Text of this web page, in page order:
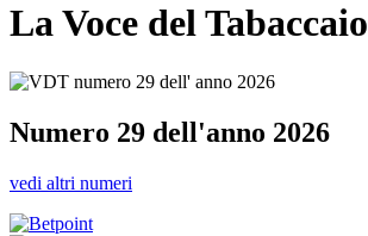
La Voce del Tabaccaio
Numero 29 dell'anno 2026
vedi altri numeri